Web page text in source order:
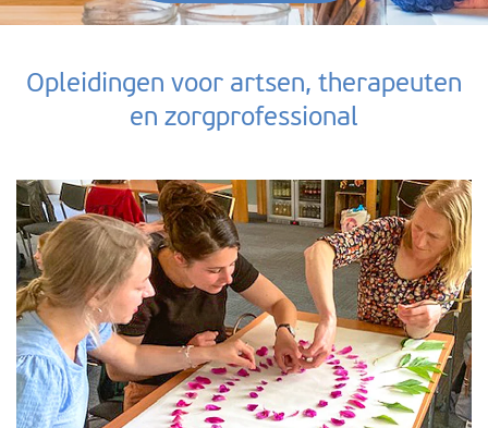
Opleidingen voor artsen, therapeuten
en zorgprofessional